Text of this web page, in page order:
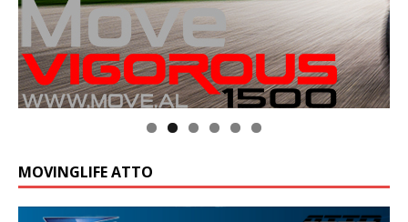
MOVINGLIFE ATTO